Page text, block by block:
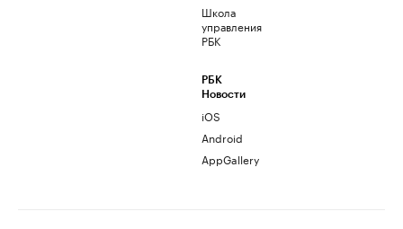
Школа
управления
РБК
РБК
Новости
iOS
Android
AppGallery